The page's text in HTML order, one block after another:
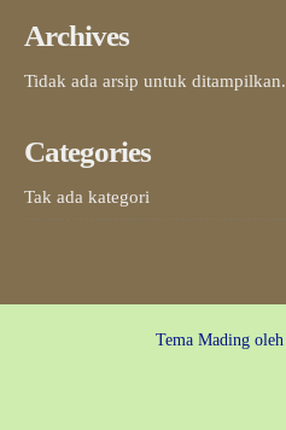
Archives
Tidak ada arsip untuk ditampilkan.
Categories
Tak ada kategori
Tema Mading oleh